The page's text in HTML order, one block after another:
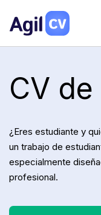
CV
¿Eres estudiante y
un trabajo de
especialmente
profesional.